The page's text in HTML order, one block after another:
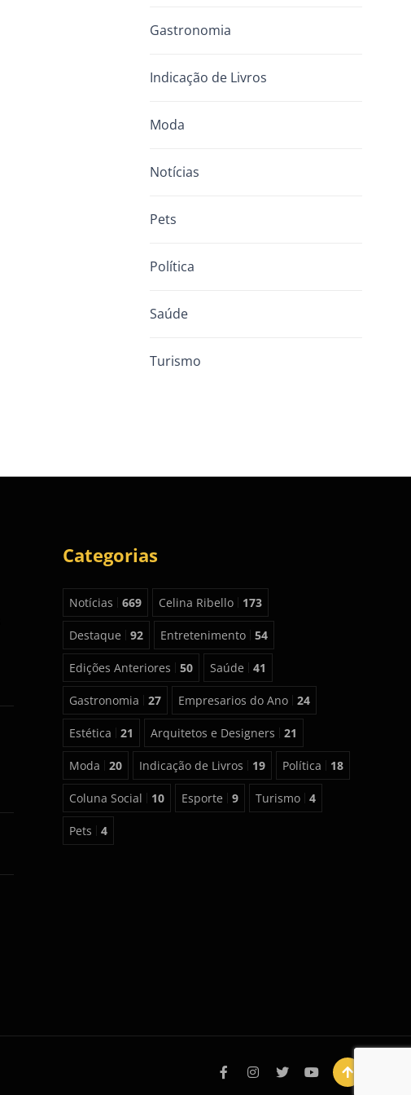
Gastronomia
Indicação de Livros
Moda
Notícias
Pets
Política
Saúde
Turismo
Categorias
Notícias 669 Celina Ribello 173
Destaque 92 Entretenimento 54
Edições Anteriores 50 Saúde 41
Gastronomia 27 Empresarios do Ano 24
Estética 21 Arquitetos e Designers 21
Moda 20 Indicação de Livros 19 Política 18
Coluna Social 10 Esporte 9 Turismo 4
Pets 4